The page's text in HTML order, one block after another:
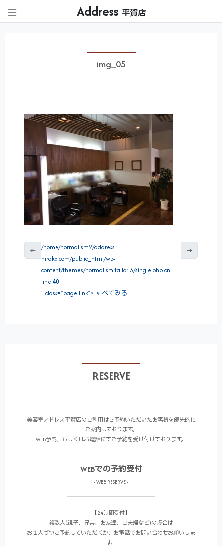
Address 平賀店
img_05
←
/home/normalism2/address-
hiraka.com/public_html/wp-
content/themes/normalism-tailor-3/single.php on
line40
" class="page-link"> すべてみる
→
RESERVE
美容室アドレス平賀店のご利用はご予約いただいたお客様を優先的に
ご案内しております。
WEB予約、もしくはお電話にてご予約を受け付けております。
WEBでの予約受付
- WEB RESERVE -
【24時間受付】
複数人(親子、兄弟、お友達、ご夫婦など)の場合は
お１人づつご予約していただくか、お電話でお問い合わせお願いしま
す。